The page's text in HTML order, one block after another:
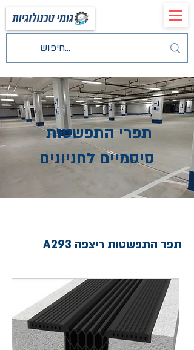
תפרי התפשטות
סיסמיים לחניונים
תפר התפשטות ריצפה A293